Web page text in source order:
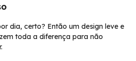
dia, certo? Então um design leve e
toda a diferença para não